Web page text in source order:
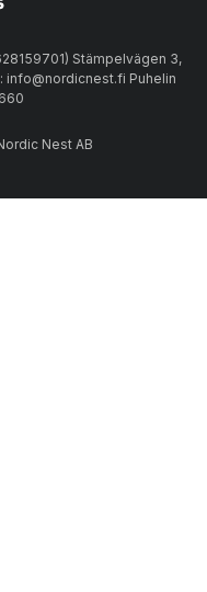
Stämpelvägen 3,
info@nordicnest.fi Puhelin
Nest AB